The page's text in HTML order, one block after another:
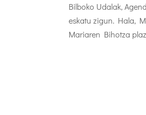
Bilboko Udalak,
eskatu zigun. Hala,
Mariaren Bihotza